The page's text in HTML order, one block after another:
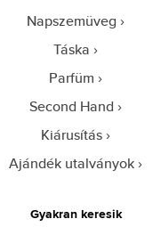
Napszemüveg
Táska
Parfüm
Second Hand
Kiárusítás
Ajándék utalványok
Gyakran keresik